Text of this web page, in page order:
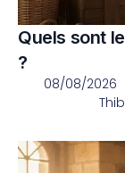
Quels sont
?
08/08/2026